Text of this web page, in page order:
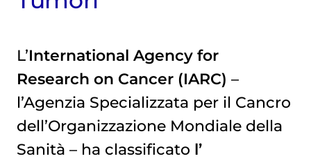
L’International Agency for
Research on Cancer (IARC) –
l’Agenzia Specializzata per il Cancro
dell’Organizzazione Mondiale della
Sanità – ha classificato l’